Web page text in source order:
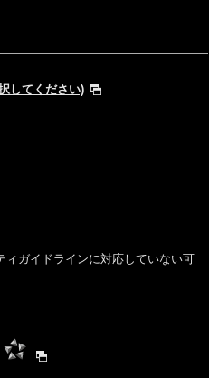
してください)
ガイドラインに対応していない可